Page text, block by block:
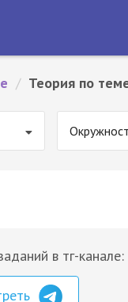
/ Теория по
в тг-канале: